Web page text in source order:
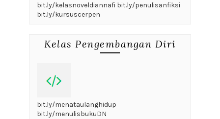
bit.ly/kelasnoveldiannafi bit.ly/penulisanfiksi
bit.ly/kursuscerpen
Kelas Pengembangan Diri
bit.ly/menataulanghidup
bit.ly/menulisbukuDN